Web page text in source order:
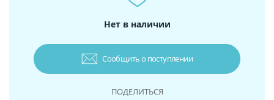
Нет в наличии
Сообщить о поступлении
ПОДЕЛИТЬСЯ